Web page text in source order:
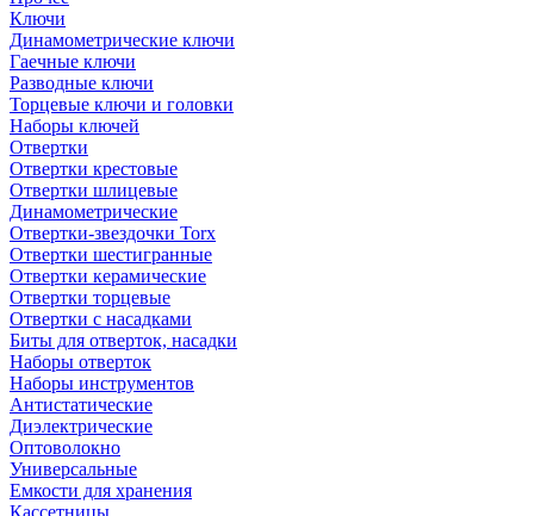
Ключи
Динамометрические ключи
Гаечные ключи
Разводные ключи
Торцевые ключи и головки
Наборы ключей
Отвертки
Отвертки крестовые
Отвертки шлицевые
Динамометрические
Отвертки-звездочки Torx
Отвертки шестигранные
Отвертки керамические
Отвертки торцевые
Отвертки с насадками
Биты для отверток, насадки
Наборы отверток
Наборы инструментов
Антистатические
Диэлектрические
Оптоволокно
Универсальные
Емкости для хранения
Кассетницы